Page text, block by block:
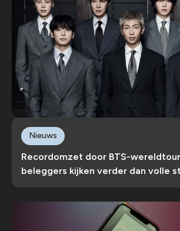
Recordomzet door BTS-
beleggers kijken verder dan volle
Nieuws